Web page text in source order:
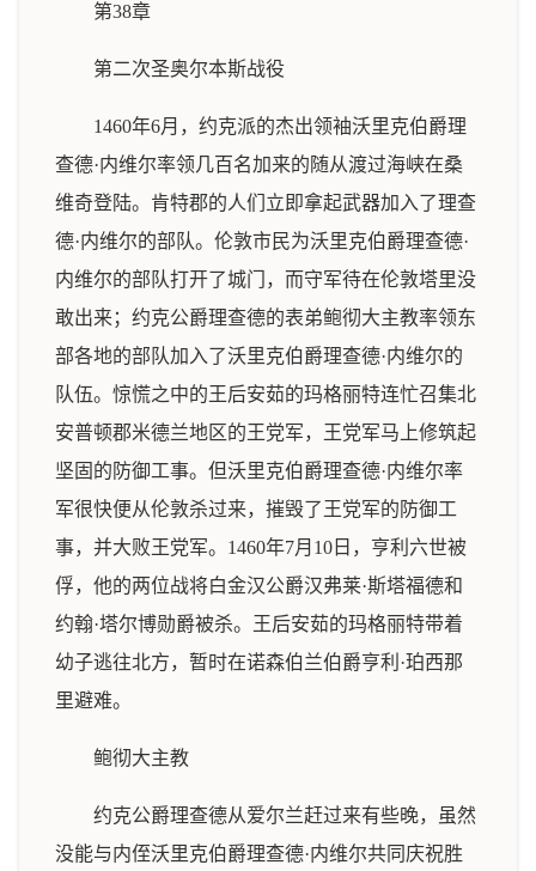
第38章
第二次圣奥尔本斯战役
1460年6月，约克派的杰出领袖沃里克伯爵理
查德·内维尔率领几百名加来的随从渡过海峡在桑
维奇登陆。肯特郡的人们立即拿起武器加入了理查
德·内维尔的部队。伦敦市民为沃里克伯爵理查德·
内维尔的部队打开了城门，而守军待在伦敦塔里没
敢出来；约克公爵理查德的表弟鲍彻大主教率领东
部各地的部队加入了沃里克伯爵理查德·内维尔的
队伍。惊慌之中的王后安茹的玛格丽特连忙召集北
安普顿郡米德兰地区的王党军，王党军马上修筑起
坚固的防御工事。但沃里克伯爵理查德·内维尔率
军很快便从伦敦杀过来，摧毁了王党军的防御工
事，并大败王党军。1460年7月10日，亨利六世被
俘，他的两位战将白金汉公爵汉弗莱·斯塔福德和
约翰·塔尔博勋爵被杀。王后安茹的玛格丽特带着
幼子逃往北方，暂时在诺森伯兰伯爵亨利·珀西那
里避难。
鲍彻大主教
约克公爵理查德从爱尔兰赶过来有些晚，虽然
没能与内侄沃里克伯爵理查德·内维尔共同庆祝胜